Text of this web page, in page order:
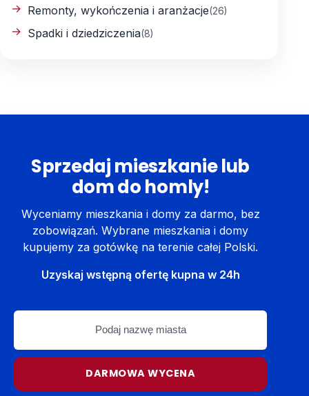
Remonty, wykończenia i aranżacje(26)
Spadki i dziedziczenia(8)
Sprzedaj mieszkanie lub
dom do homly!
Wyceniamy mieszkania i domy za darmo, bez
zobowiązań. Wybrane mieszkania i domy
kupujemy za gotówkę na terenie całej Polski.
Uzyskaj wstępną ofertę kupna w 24h
Podaj
miasta
DARMOWA WYCENA